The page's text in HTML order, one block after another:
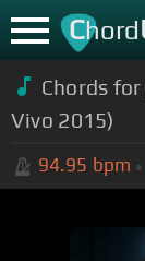
Chord
Chords for
Vivo 2015)
94.95 bpm